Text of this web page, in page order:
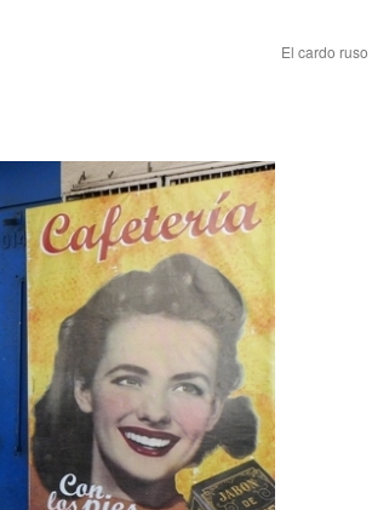
El cardo ruso